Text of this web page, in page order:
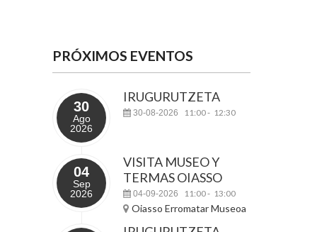
PRÓXIMOS EVENTOS
30
Ago
2026
IRUGURUTZETA
30-08-2026 11:00- 12:30
04
Sep
2026
VISITA MUSEO Y
TERMAS OIASSO
04-09-2026 11:00- 13:00
Oiasso Erromatar Museoa